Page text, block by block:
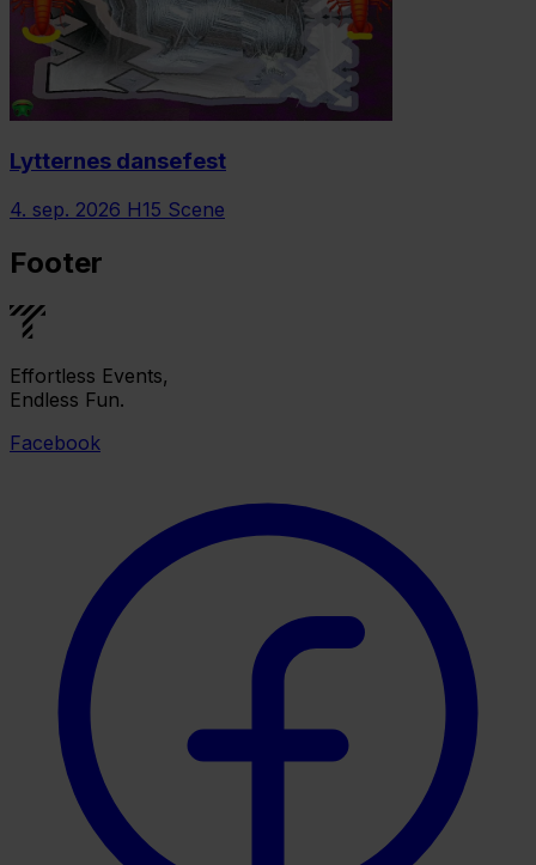
Lytternes dansefest
4. sep. 2026 H15 Scene
Footer
Effortless Events,
Endless Fun.
Facebook